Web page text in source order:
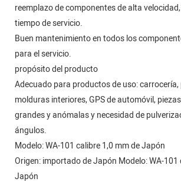
reemplazo de componentes de alta
tiempo de servicio.
Buen mantenimiento en todos los
para el servicio.
propósito del producto
Adecuado para productos de uso:
molduras interiores, GPS de automóvil,
grandes y anómalas y necesidad de
ángulos.
Modelo: WA-101 calibre 1,0 mm de Japón
Origen: importado de Japón Modelo: WA-101
Japón